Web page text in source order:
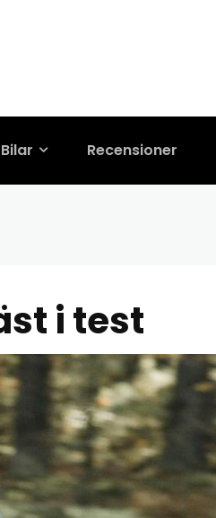
Bilar Recensioner
5 bäst i
i test